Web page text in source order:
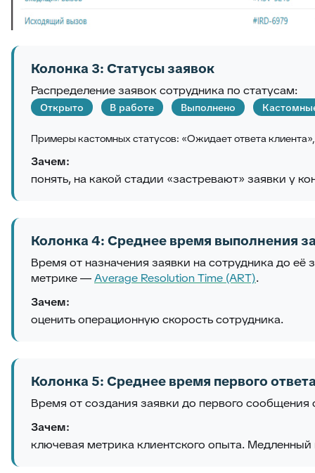
Колонка 3: Статусы заявок
Распределение заявок сотрудника по статусам:
Открыто В работе Выполнено
Примеры кастомных статусов: «Ожидает ответа
Зачем:
понять, на какой стадии «застревают» заявки у
Колонка 4: Среднее время выполнения
Время от назначения заявки на сотрудника до
метрике —Average Resolution Time (ART).
Зачем:
оценить операционную скорость сотрудника.
Колонка 5: Среднее время первого
Время от создания заявки до первого
Зачем:
ключевая метрика клиентского опыта.